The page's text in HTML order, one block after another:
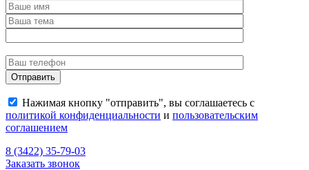
Нажимая кнопку "отправить", вы соглашаетесь с
политикой конфиденциальности и пользовательским
соглашением
8 (3422) 35-79-03
Заказать звонок